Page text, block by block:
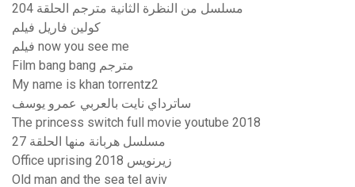
مسلسل من النظرة الثانية مترجم الحلقة 204
كولين فاريل فيلم
فيلم now you see me
Film bang bang مترجم
My name is khan torrentz2
ساترداي نايت بالعربي عمرو يوسف
The princess switch full movie youtube 2018
مسلسل هربانة منها الحلقة 27
Office uprising 2018 زیرنویس
Old man and the sea tel aviv